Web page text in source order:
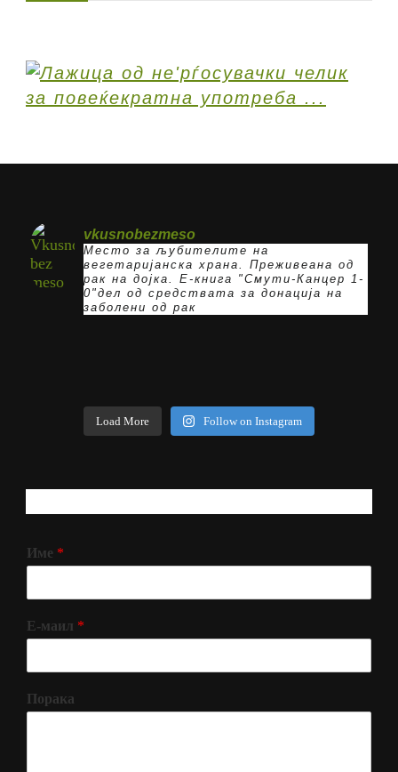
vkusnobezmeso
Место за љубителите на
вегетаријанска храна. Преживеана од
рак на дојка.
E-книга "Смути-Канцер 1-
0"дел од средствата за донација на
заболени од рак
Load More Follow on Instagram
Име *
Е-маил *
Порака